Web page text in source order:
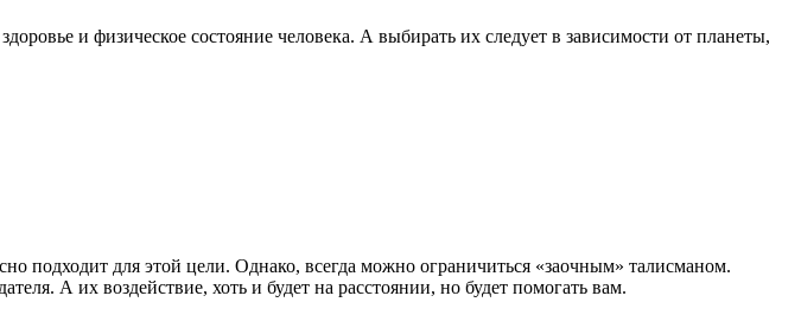
и физическое состояние человека. А выбирать их следует в зависимости от планеты,
подходит для этой цели. Однако, всегда можно ограничиться «заочным» талисманом.
А их воздействие, хоть и будет на расстоянии, но будет помогать вам.